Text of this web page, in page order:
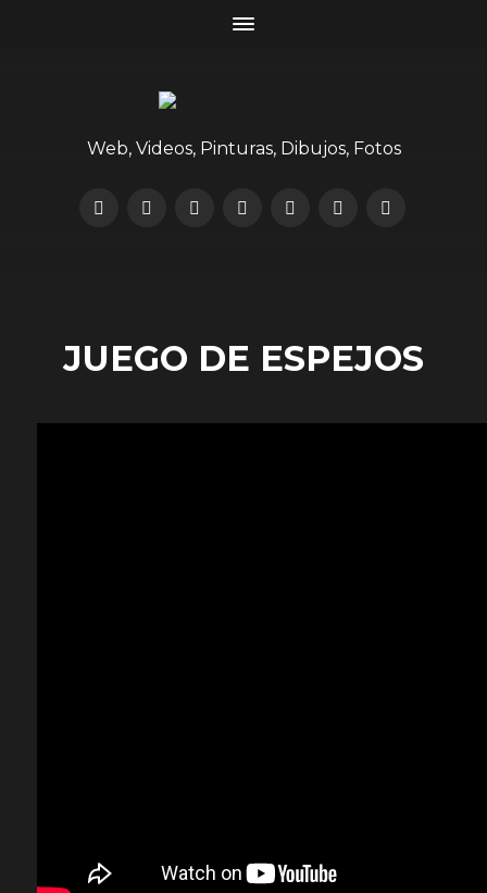
Web, Videos, Pinturas, Dibujos, Fotos
JUEGO DE ESPEJOS